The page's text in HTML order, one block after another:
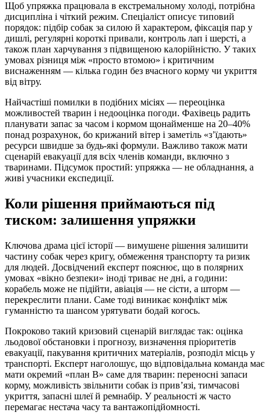
Щоб упряжка працювала в екстремальному холоді, потрібна
дисципліна і чіткий режим. Спеціаліст описує типовий
порядок: підбір собак за силою й характером, фіксація пар у
дишлі, регулярні короткі привали, контроль лап і шерсті, а
також план харчування з підвищеною калорійністю. У таких
умовах різниця між «просто втомою» і критичним
виснаженням — кілька годин без вчасного корму чи укриття
від вітру.
Найчастіші помилки в подібних місіях — переоцінка
можливостей тварин і недооцінка погоди. Фахівець радить
планувати запас за часом і кормом щонайменше на 20–40%
понад розрахунок, бо крижаний вітер і заметіль «з’їдають»
ресурси швидше за будь-які формули. Важливо також мати
сценарій евакуації для всіх членів команди, включно з
тваринами. Підсумок простий: упряжка — не обладнання, а
живі учасники експедиції.
Коли рішення приймаються під
тиском: залишення упряжки
Ключова драма цієї історії — вимушене рішення залишити
частину собак через кригу, обмеження транспорту та ризик
для людей. Досвідчений експерт пояснює, що в полярних
умовах «вікно безпеки» іноді триває не дні, а години:
корабель може не підійти, авіація — не сісти, а шторм —
перекреслити плани. Саме тоді виникає конфлікт між
гуманністю та шансом урятувати бодай когось.
Покроково такий кризовий сценарій виглядає так: оцінка
льодової обстановки і прогнозу, визначення пріоритетів
евакуації, пакування критичних матеріалів, розподіл місць у
транспорті. Експерт наголошує, що відповідальна команда має
мати окремий «план B» саме для тварин: переносні запаси
корму, можливість звільнити собак із прив’язі, тимчасові
укриття, запасні шлеї й ремнабір. У реальності ж часто
перемагає нестача часу та вантажопідйомності.